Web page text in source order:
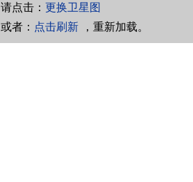
请点击： 更换卫星图
或者： 点击刷新 ，重新加载。